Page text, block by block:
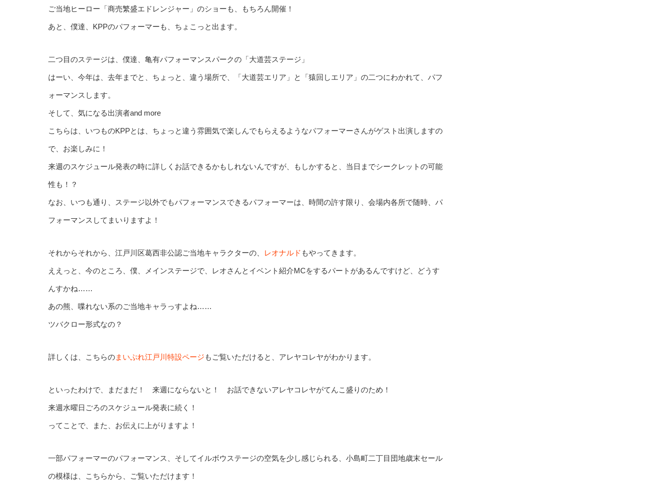
ご当地ヒーロー「商売繁盛エドレンジャー」のショーも、もちろん開催！
あと、僕達、KPPのパフォーマーも、ちょこっと出ます。
二つ目のステージは、僕達、亀有パフォーマンスパークの「大道芸ステージ」
はーい、今年は、去年までと、ちょっと、違う場所で、「大道芸エリア」と「猿回しエリア」の二つにわかれて、パフ
ォーマンスします。
そして、気になる出演者and more
こちらは、いつものKPPとは、ちょっと違う雰囲気で楽しんでもらえるようなパフォーマーさんがゲスト出演しますの
で、お楽しみに！
来週のスケジュール発表の時に詳しくお話できるかもしれないんですが、もしかすると、当日までシークレットの可能
性も！？
なお、いつも通り、ステージ以外でもパフォーマンスできるパフォーマーは、時間の許す限り、会場内各所で随時、パ
フォーマンスしてまいりますよ！
それからそれから、江戸川区葛西非公認ご当地キャラクターの、 レオナルド もやってきます。
ええっと、今のところ、僕、メインステージで、レオさんとイベント紹介MCをするパートがあるんですけど、どうす
んすかね……
あの熊、喋れない系のご当地キャラっすよね……
ツバクロー形式なの？
詳しくは、こちらのまいぷれ江戸川特設ページ もご覧いただけると、アレヤコレヤがわかります。
といったわけで、まだまだ！ 来週にならないと！ お話できないアレヤコレヤがてんこ盛りのため！
来週水曜日ごろのスケジュール発表に続く！
ってことで、また、お伝えに上がりますよ！
一部パフォーマーのパフォーマンス、そしてイルボウステージの空気を少し感じられる、小島町二丁目団地歳末セール
の模様は、こちらから、ご覧いただけます！